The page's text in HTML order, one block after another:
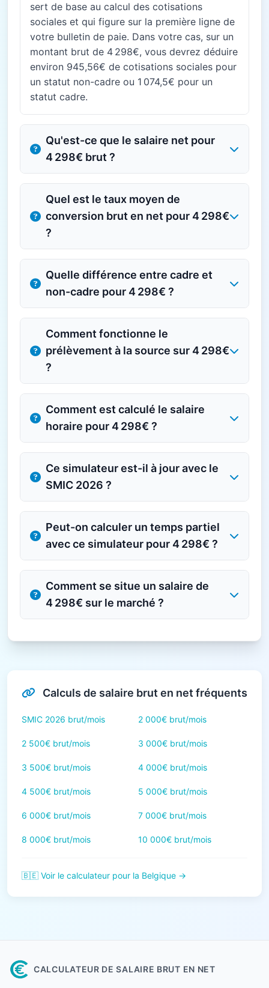
sert de base au calcul des cotisations
sociales et qui figure sur la première ligne de
votre bulletin de paie. Dans votre cas, sur un
montant brut de 4 298€, vous devrez déduire
environ 945,56€ de cotisations sociales pour
un statut non-cadre ou 1 074,5€ pour un
statut cadre.
Qu'est-ce que le salaire net pour
4 298€ brut ?
Quel est le taux moyen de
conversion brut en net pour 4 298€
?
Quelle différence entre cadre et
non-cadre pour 4 298€ ?
Comment fonctionne le
prélèvement à la source sur 4 298€
?
Comment est calculé le salaire
horaire pour 4 298€ ?
Ce simulateur est-il à jour avec le
SMIC 2026 ?
Peut-on calculer un temps partiel
avec ce simulateur pour 4 298€ ?
Comment se situe un salaire de
4 298€ sur le marché ?
Calculs de salaire brut en net fréquents
SMIC 2026 brut/mois 2 000€ brut/mois
2 500€ brut/mois 3 000€ brut/mois
3 500€ brut/mois 4 000€ brut/mois
4 500€ brut/mois 5 000€ brut/mois
6 000€ brut/mois 7 000€ brut/mois
8 000€ brut/mois 10 000€ brut/mois
🇧🇪 Voir le calculateur pour la Belgique →
CALCULATEUR DE SALAIRE BRUT EN NET